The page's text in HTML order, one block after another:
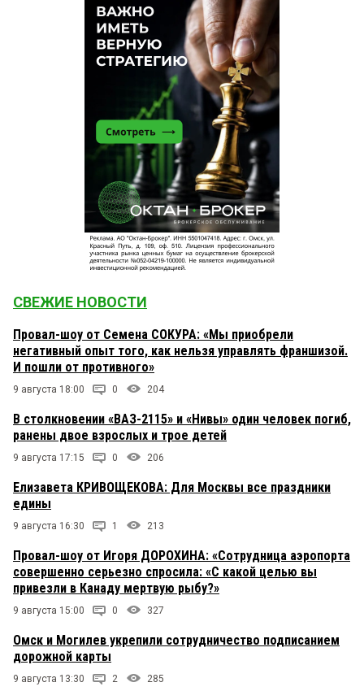
СВЕЖИЕ НОВОСТИ
Провал-шоу от Семена СОКУРА: «Мы приобрели
негативный опыт того, как нельзя управлять франшизой.
И пошли от противного»
9 августа 18:00 0 204
В столкновении «ВАЗ-2115» и «Нивы» один человек погиб,
ранены двое взрослых и трое детей
9 августа 17:15 0 206
Елизавета КРИВОЩЕКОВА: Для Москвы все праздники
едины
9 августа 16:30 1 213
Провал-шоу от Игоря ДОРОХИНА: «Сотрудница аэропорта
совершенно серьезно спросила: «С какой целью вы
привезли в Канаду мертвую рыбу?»
9 августа 15:00 0 327
Омск и Могилев укрепили сотрудничество подписанием
дорожной карты
9 августа 13:30 2 285